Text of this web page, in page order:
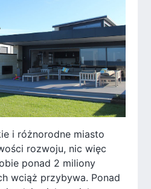
i różnorodne miasto
rozwoju, nic więc
ponad 2 miliony
wciąż przybywa. Ponad